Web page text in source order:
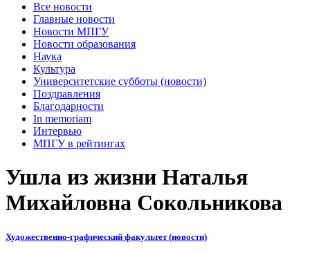
Все новости
Главные новости
Новости МПГУ
Новости образования
Наука
Культура
Университетские субботы (новости)
Поздравления
Благодарности
In memoriam
Интервью
МПГУ в рейтингах
Ушла из жизни Наталья
Михайловна Сокольникова
Художественно-графический факультет (новости)